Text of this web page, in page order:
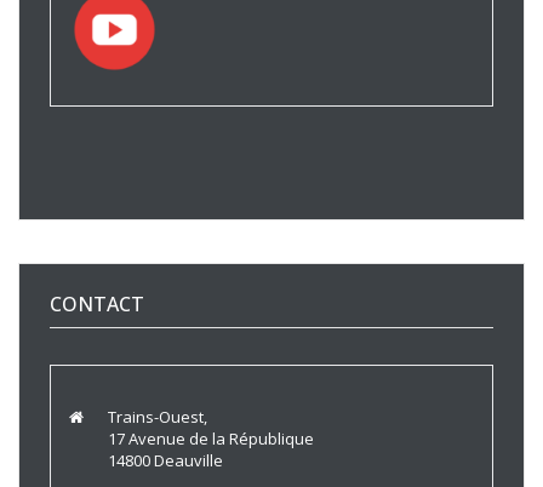
CONTACT
Trains-Ouest,
17 Avenue de la République
14800 Deauville